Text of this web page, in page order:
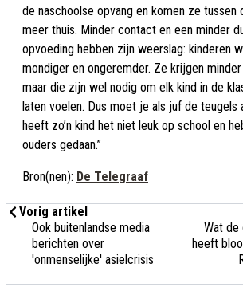
de naschoolse opvang en komen ze tussen
meer thuis. Minder contact en een minder
opvoeding hebben zijn weerslag: kinderen
mondiger en ongeremder. Ze krijgen
maar die zijn wel nodig om elk kind in de
laten voelen. Dus moet je als juf de teugels
heeft zo’n kind het niet leuk op school en
ouders gedaan.”
Bron(nen): De Telegraaf
Vorig artikel
Ook buitenlandse media
berichten over
'onmenselijke' asielcrisis
Wat de
heeft